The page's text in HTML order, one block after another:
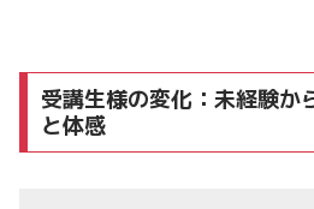
受講生様の変化：未経験か
と体感